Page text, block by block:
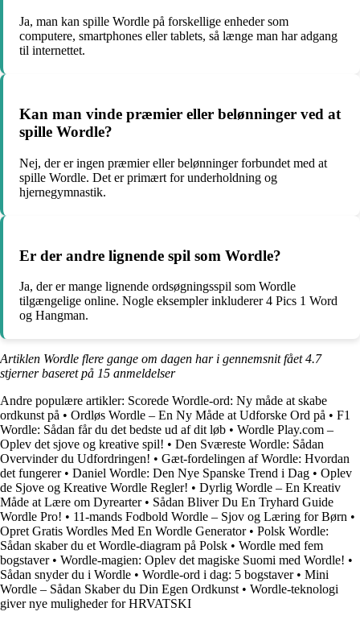
Ja, man kan spille Wordle på forskellige enheder som
computere, smartphones eller tablets, så længe man har adgang
til internettet.
Kan man vinde præmier eller belønninger ved at
spille Wordle?
Nej, der er ingen præmier eller belønninger forbundet med at
spille Wordle. Det er primært for underholdning og
hjernegymnastik.
Er der andre lignende spil som Wordle?
Ja, der er mange lignende ordsøgningsspil som Wordle
tilgængelige online. Nogle eksempler inkluderer 4 Pics 1 Word
og Hangman.
Artiklen Wordle flere gange om dagen har i gennemsnit fået4.7
stjerner baseret på 15 anmeldelser
Andre populære artikler: Scorede Wordle-ord: Ny måde at skabe
ordkunst på • Ordløs Wordle – En Ny Måde at Udforske Ord på • F1
Wordle: Sådan får du det bedste ud af dit løb • Wordle Play.com –
Oplev det sjove og kreative spil! • Den Sværeste Wordle: Sådan
Overvinder du Udfordringen! • Gæt-fordelingen af Wordle: Hvordan
det fungerer• Daniel Wordle: Den Nye Spanske Trend i Dag • Oplev
de Sjove og Kreative Wordle Regler! • Dyrlig Wordle – En Kreativ
Måde at Lære om Dyrearter• Sådan Bliver Du En Tryhard Guide
Wordle Pro! • 11-mands Fodbold Wordle – Sjov og Læring for Børn •
Opret Gratis Wordles Med En Wordle Generator• Polsk Wordle:
Sådan skaber du et Wordle-diagram på Polsk • Wordle med fem
bogstaver• Wordle-magien: Oplev det magiske Suomi med Wordle! •
Sådan snyder du i Wordle • Wordle-ord i dag: 5 bogstaver• Mini
Wordle – Sådan Skaber du Din Egen Ordkunst • Wordle-teknologi
giver nye muligheder for HRVATSKI